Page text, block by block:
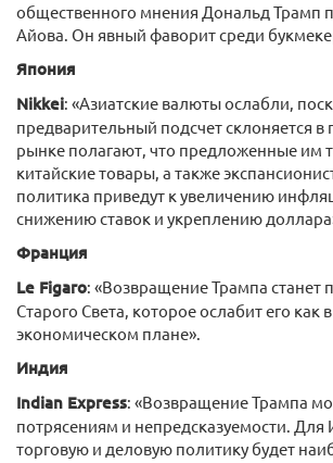
общественного мнения Дональд Трамп
Айова. Он явный фаворит среди
Япония
Nikkei: «Азиатские валюты ослабли,
предварительный подсчет склоняется в
рынке полагают, что предложенные им
китайские товары, а также
политика приведут к увеличению
снижению ставок и укреплению
Франция
Le Figaro: «Возвращение Трампа станет
Старого Света, которое ослабит его как
экономическом плане».
Индия
Indian Express: «Возвращение Трампа
потрясениям и непредсказуемости.
торговую и деловую политику будет